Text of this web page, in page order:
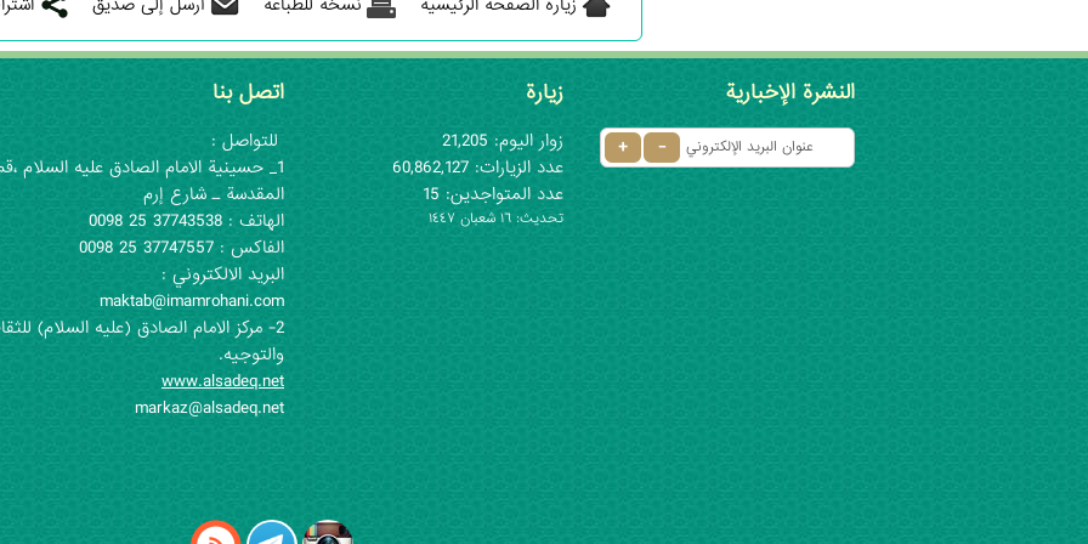
النشرة الإخبارية زيارة
زوار اليوم: 21,205
عدد الزيارات: 60,862,127
عدد المتواجدين: 15
تحديث: ١٦ شعبان ١٤٤٧
اتصل بنا
للتواصل :
1_ حسينية الامام الصادق عليه السلام
المقدسة ـ شارع إرم
الهاتف : 37743538 25 0098
الفاكس : 37747557 25 0098
البريد الالكتروني :
maktab@imamrohani.com
2- مركز الامام الصادق (علیه السلام)
والتوجيه.
www.alsadeq.net
markaz@alsadeq.net